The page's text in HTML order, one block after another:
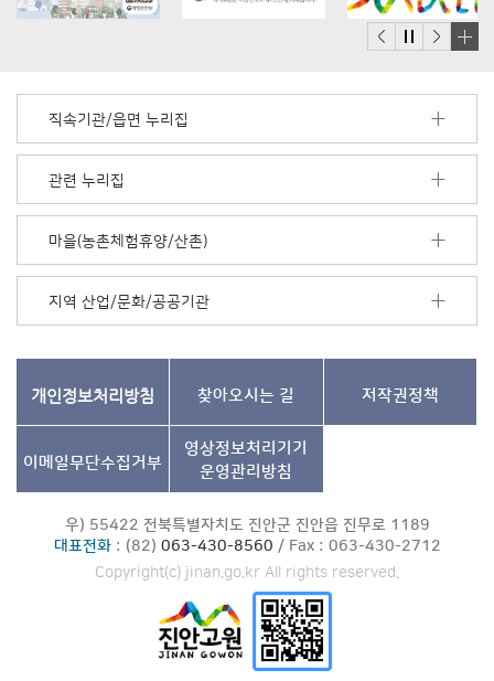
더
기
직속기관/읍면 누리집
관련 누리집
마을(농촌체험휴양/산촌)
지역 산업/문화/공공기관
개인정보처리방침 찾아오시는 길 저작권정책
이메일무단수집거부
영상정보처리기기
운영관리방침
우) 55422 전북특별자치도 진안군 진안읍 진무로 1189
대표전화: (82) 063-430-8560 / Fax : 063-430-2712
Copyright(c) jinan.go.kr All rights reserved.